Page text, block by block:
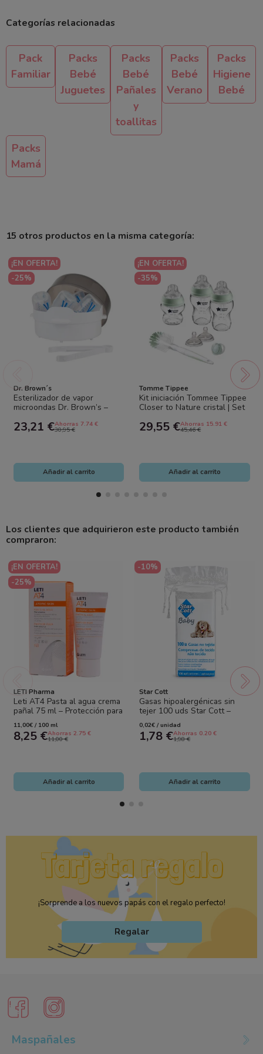
Categorías relacionadas
Pack
Familiar
Packs
Bebé
Juguetes
Packs
Bebé
Pañales
y
toallitas
Packs
Bebé
Verano
Packs
Higiene
Bebé
Packs
Mamá
15 otros productos en la misma categoría:
¡EN OFERTA!
-25%
Dr. Brown´s
Esterilizador de vapor
microondas Dr. Brown’s –
23,21 €Ahorras 7.74 €
30,95 €
Añadir al carrito
¡EN OFERTA!
-35%
Tomme Tippee
Kit iniciación Tommee Tippee
Closer to Nature cristal | Set
29,55 €Ahorras 15.91 €
45,46 €
Añadir al carrito
Los clientes que adquirieron este producto también
compraron:
¡EN OFERTA!
-25%
LETI Pharma
Leti AT4 Pasta al agua crema
pañal 75 ml – Protección para
piel atópica del bebé
11,00€ / 100 ml
8,25 €Ahorras 2.75 €
11,00 €
Añadir al carrito
-10%
Star Cott
Gasas hipoalergénicas sin
tejer 100 uds Star Cott –
Suaves y seguras bebé
0,02€ / unidad
1,78 €Ahorras 0.20 €
1,98 €
Añadir al carrito
¡Sorprende a los nuevos papás con el regalo perfecto!
Regalar
Maspañales